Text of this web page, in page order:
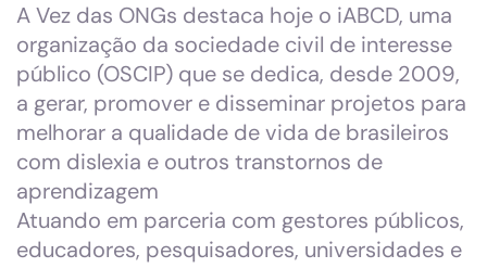
A Vez das ONGs destaca hoje o iABCD, uma
organização da sociedade civil de interesse
público (OSCIP) que se dedica, desde 2009,
a gerar, promover e disseminar projetos para
melhorar a qualidade de vida de brasileiros
com dislexia e outros transtornos de
aprendizagem
Atuando em parceria com gestores públicos,
educadores, pesquisadores, universidades e